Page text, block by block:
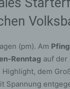
(pm). Am
Renntag auf der
dem
Spannung